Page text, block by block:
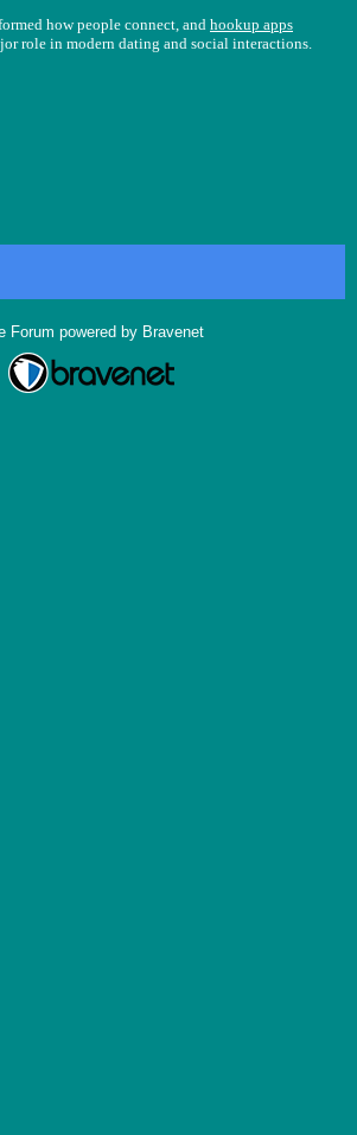
how people connect, and hookup apps
role in modern dating and social interactions.
Forum powered by Bravenet